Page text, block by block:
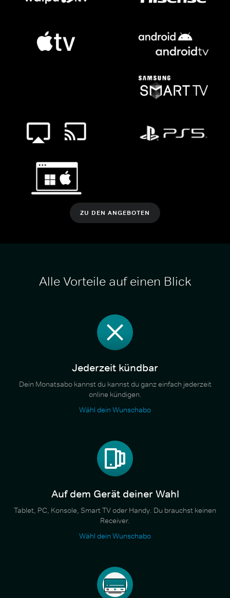
ZU DEN ANGEBOTEN
Alle Vorteile auf einen Blick
Jederzeit kündbar
Dein Monatsabo kannst du kannst du ganz einfach jederzeit
online kündigen.
Wähl dein Wunschabo
Auf dem Gerät deiner Wahl
Tablet, PC, Konsole, Smart TV oder Handy. Du brauchst keinen
Receiver.
Wähl dein Wunschabo